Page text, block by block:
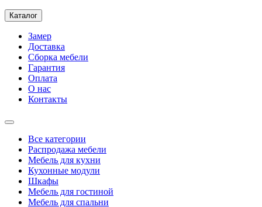
Каталог
Замер
Доставка
Сборка мебели
Гарантия
Оплата
О нас
Контакты
Все категории
Распродажа мебели
Мебель для кухни
Кухонные модули
Шкафы
Мебель для гостиной
Мебель для спальни